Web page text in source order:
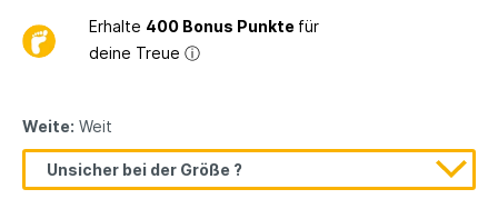
Erhalte 400 Bonus Punkte für
deine Treue ⓘ
Weite: Weit
Unsicher bei der Größe ?